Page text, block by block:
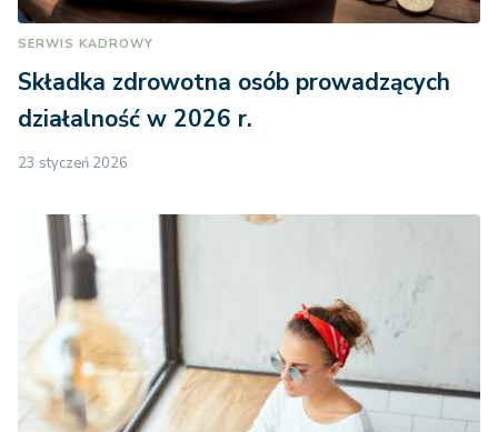
SERWIS KADROWY
Składka zdrowotna osób prowadzących
działalność w 2026 r.
23 styczeń 2026